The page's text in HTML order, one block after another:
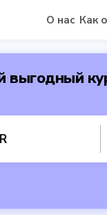
О нас Как
выгодный